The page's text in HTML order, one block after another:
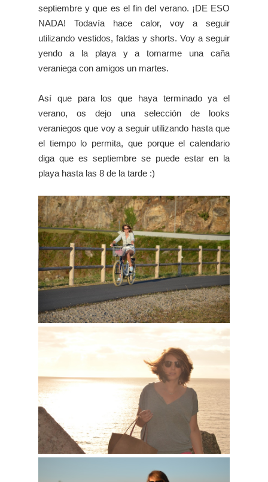
septiembre y que es el fin del verano. ¡DE ESO
NADA! Todavía hace calor, voy a seguir
utilizando vestidos, faldas y shorts. Voy a seguir
yendo a la playa y a tomarme una caña
veraniega con amigos un martes.
Así que para los que haya terminado ya el
verano, os dejo una selección de looks
veraniegos que voy a seguir utilizando hasta que
el tiempo lo permita, que porque el calendario
diga que es septiembre se puede estar en la
playa hasta las 8 de la tarde :)